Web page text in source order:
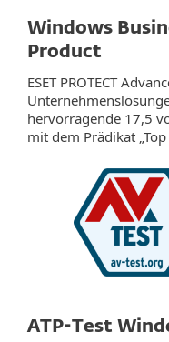
Windows
Product
ESET PROTECT
hervorragende 17,5
mit dem Prädikat
ATP-Test